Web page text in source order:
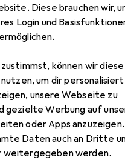
Diese brauchen wir,
Login und
zustimmst, können wir
nutzen, um dir
unsere Webseite zu
gezielte Werbung auf
oder Apps
Daten auch an Dritte
werden.
13,79 bei 2
Baseus
30 W, 1 Port